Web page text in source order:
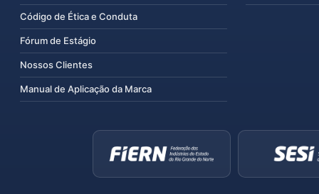
Código de Ética e Conduta
Fórum de Estágio
Nossos Clientes
Manual de Aplicação da Marca